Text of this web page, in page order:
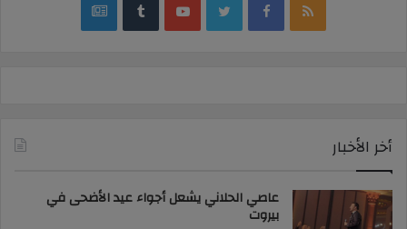
RSS
Facebook
Twitter
YouTube
‏Tumblr
google
أخر الأخبار
عاصي الحلاني يشعل أجواء عيد الأضحى في
بيروت